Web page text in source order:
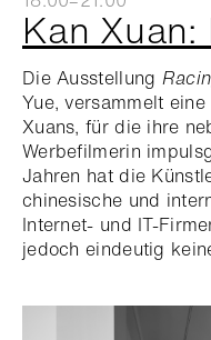
Kan
Die Ausstellung
Yue, versammelt
Xuans, für die ihre
Werbefilmerin
Jahren hat die
chinesische und
Internet- und IT-
jedoch eindeutig